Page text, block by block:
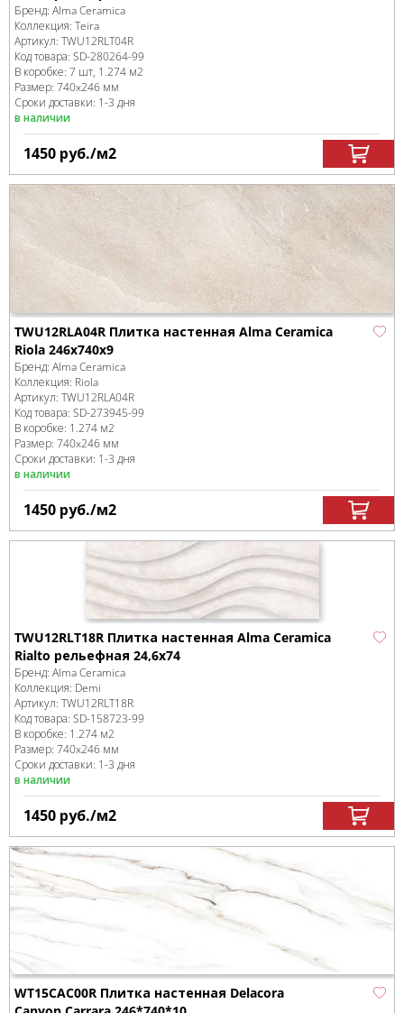
Бренд: Alma Ceramica
Коллекция: Teira
Артикул: TWU12RLT04R
Код товара: SD-280264-99
В коробке: 7 шт, 1.274 м2
Размер: 740x246 мм
Сроки доставки: 1-3 дня
в наличии
1450 руб./м2
TWU12RLA04R Плитка настенная Alma Ceramica
Riola 246x740x9
Бренд: Alma Ceramica
Коллекция: Riola
Артикул: TWU12RLA04R
Код товара: SD-273945-99
В коробке: 1.274 м2
Размер: 740x246 мм
Сроки доставки: 1-3 дня
в наличии
1450 руб./м2
TWU12RLT18R Плитка настенная Alma Ceramica
Rialto рельефная 24,6х74
Бренд: Alma Ceramica
Коллекция: Demi
Артикул: TWU12RLT18R
Код товара: SD-158723-99
В коробке: 1.274 м2
Размер: 740x246 мм
Сроки доставки: 1-3 дня
в наличии
1450 руб./м2
WT15CAC00R Плитка настенная Delacora